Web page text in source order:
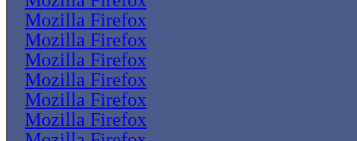
Mozilla Firefox
Mozilla Firefox
Mozilla Firefox
Mozilla Firefox
Mozilla Firefox
Mozilla Firefox